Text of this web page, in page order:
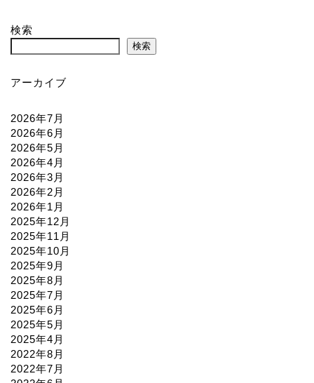
検索
検索
アーカイブ
2026年7月
2026年6月
2026年5月
2026年4月
2026年3月
2026年2月
2026年1月
2025年12月
2025年11月
2025年10月
2025年9月
2025年8月
2025年7月
2025年6月
2025年5月
2025年4月
2022年8月
2022年7月